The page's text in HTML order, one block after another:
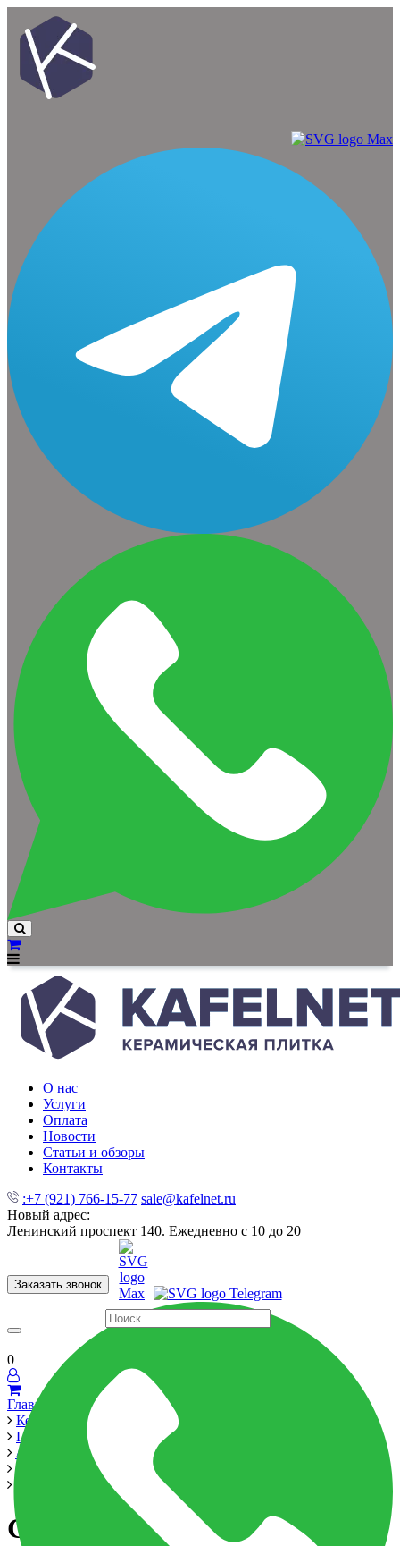
О нас
Услуги
Оплата
Новости
Статьи и обзоры
Контакты
:+7 (921) 766-15-77 sale@kafelnet.ru
Новый адрес:
Ленинский проспект 140. Ежедневно с 10 до 20
Заказать звонок
60x120 60x60 Для ванной Для кухни
0
Главная
Керамика
Производители
Alma Ceramica
GFU04MGC48L
GFU04MGC48L